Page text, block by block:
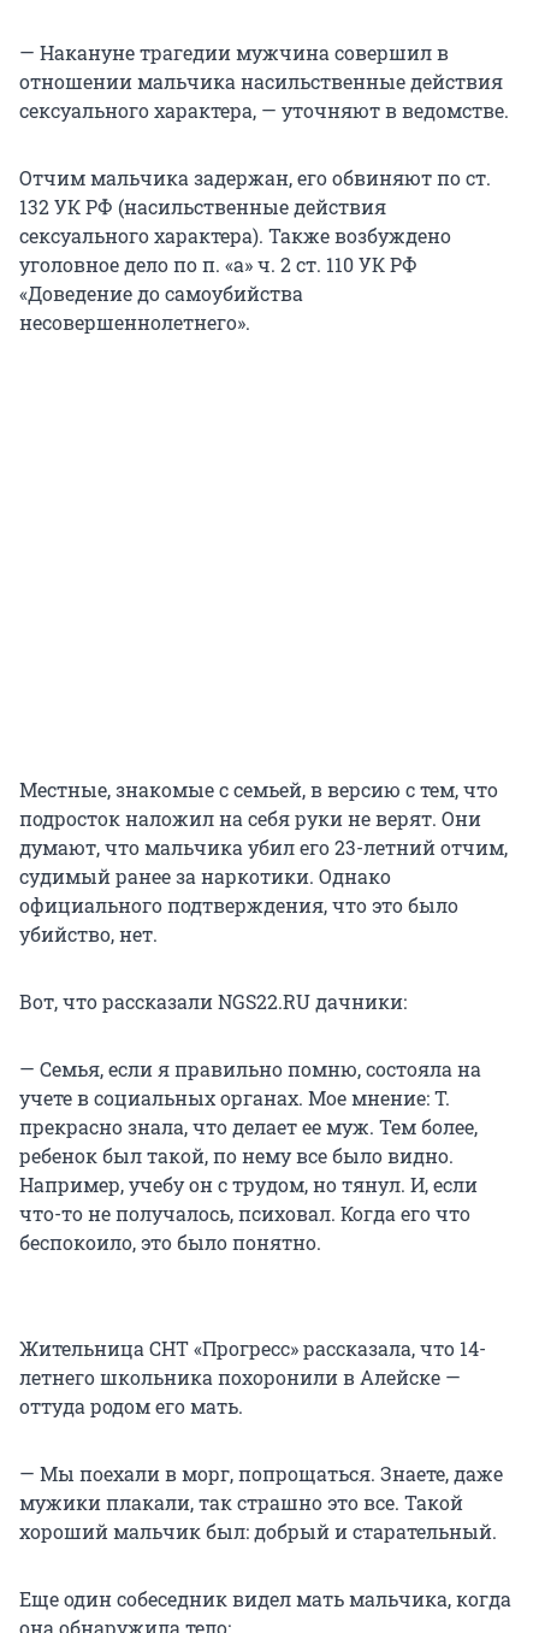
— Накануне трагедии мужчина совершил в
отношении мальчика насильственные действия
сексуального характера, — уточняют в ведомстве.
Отчим мальчика задержан, его обвиняют по ст.
132 УК РФ (насильственные действия
сексуального характера). Также возбуждено
уголовное дело по п. «а» ч. 2 ст. 110 УК РФ
«Доведение до самоубийства
несовершеннолетнего».
Местные, знакомые с семьей, в версию с тем, что
подросток наложил на себя руки не верят. Они
думают, что мальчика убил его 23-летний отчим,
судимый ранее за наркотики. Однако
официального подтверждения, что это было
убийство, нет.
Вот, что рассказали NGS22.RU дачники:
— Семья, если я правильно помню, состояла на
учете в социальных органах. Мое мнение: Т.
прекрасно знала, что делает ее муж. Тем более,
ребенок был такой, по нему все было видно.
Например, учебу он с трудом, но тянул. И, если
что-то не получалось, психовал. Когда его что
беспокоило, это было понятно.
Жительница СНТ «Прогресс» рассказала, что 14-
летнего школьника похоронили в Алейске —
оттуда родом его мать.
— Мы поехали в морг, попрощаться. Знаете, даже
мужики плакали, так страшно это все. Такой
хороший мальчик был: добрый и старательный.
Еще один собеседник видел мать мальчика, когда
она обнаружила тело: